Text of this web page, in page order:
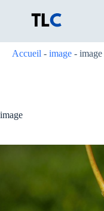
Accueil - image - image
image